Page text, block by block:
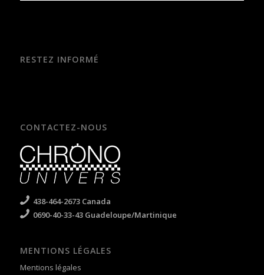
RESTEZ INFORMÉ
CONTACTEZ-NOUS
438-464-2673 Canada
0690-40-33-43 Guadeloupe/Martinique
MENTIONS LÉGALES
Mentions légales